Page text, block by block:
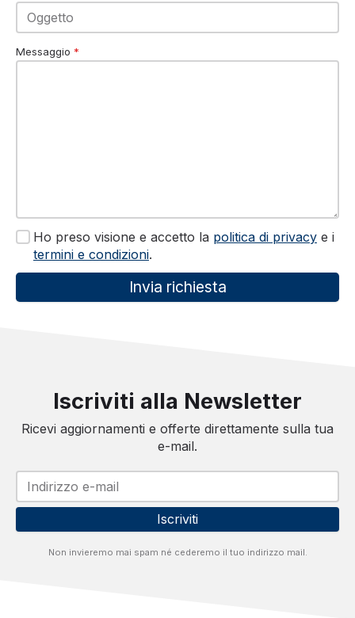
Messaggio *
Ho preso visione e accetto la politica di privacy e i
termini e condizioni.
Invia richiesta
Iscriviti alla Newsletter
Ricevi aggiornamenti e offerte direttamente sulla tua
e-mail.
Iscriviti
Non invieremo mai spam né cederemo il tuo indirizzo mail.